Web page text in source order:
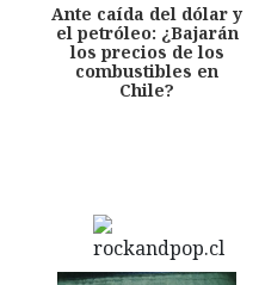
Ante caída del dólar y
el petróleo: ¿Bajarán
los precios de los
combustibles en
Chile?